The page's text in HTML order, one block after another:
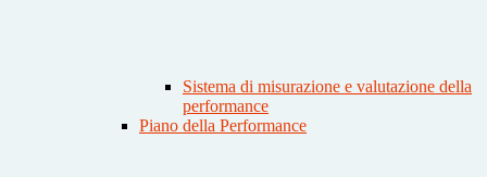
Sistema di misurazione e valutazione della
performance
Piano della Performance